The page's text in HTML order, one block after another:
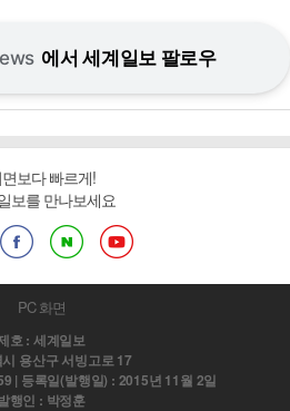
에서 세계일보 팔로우
보다 빠르게!
보를 만나보세요
PC 화면
호 : 세계일보
용산구 서빙고로 17
| 등록일(발행일) : 2015년 11월 2일
행인 : 박정훈